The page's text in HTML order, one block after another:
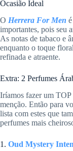
Ocasião Ideal
O Herrera For Men
importantes, pois seu
As notas de tabaco e
enquanto o toque
refinada e atraente.
Extra: 2 Perfumes
Iríamos fazer um TOP
menção. Então para
lista com estes que
perfumes mais
1. Oud Mystery